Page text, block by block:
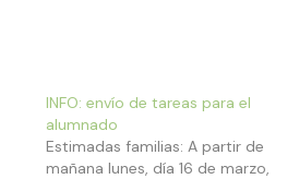
INFO: envío de tareas para el
alumnado
Estimadas familias: A partir de
mañana lunes, día 16 de marzo,